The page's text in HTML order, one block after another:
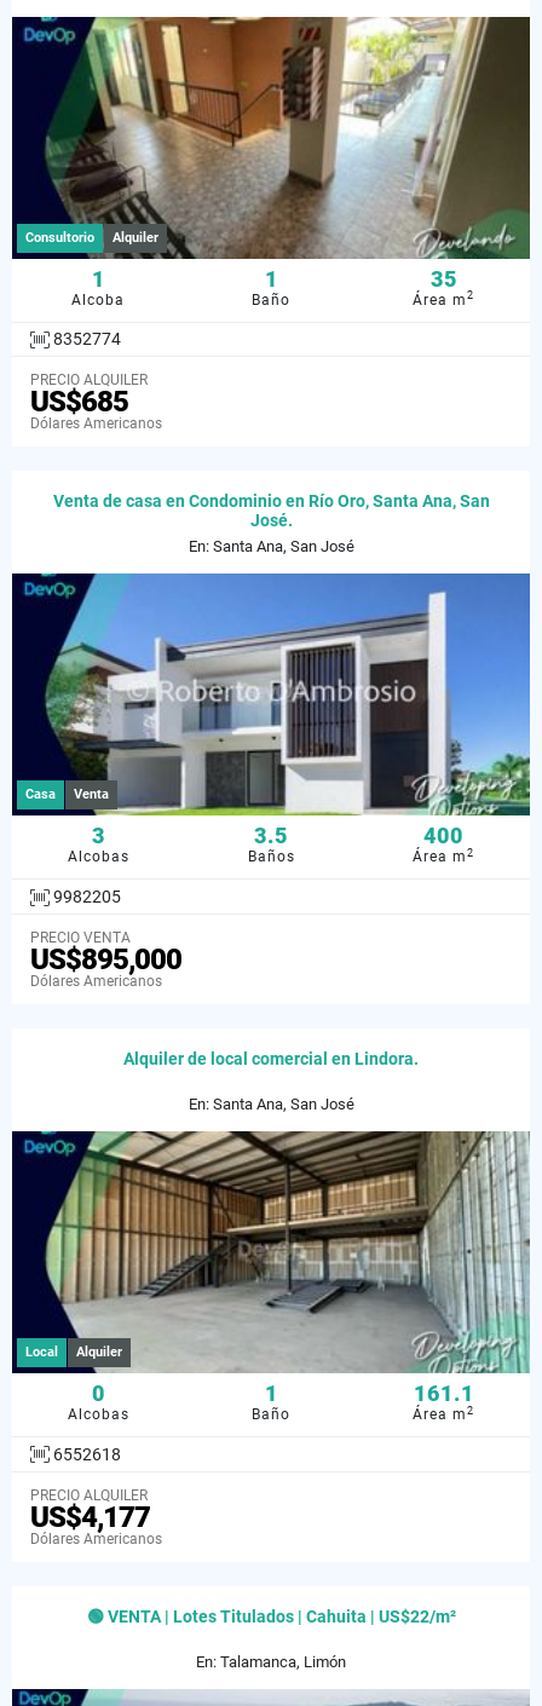
Consultorio Alquiler
1
Alcoba
1
Baño
35
Área m2
8352774
PRECIO ALQUILER
US$685
Dólares Americanos
Venta de casa en Condominio en Río Oro, Santa Ana, San
José.
En: Santa Ana, San José
Casa Venta
3
Alcobas
3.5
Baños
400
Área m2
9982205
PRECIO VENTA
US$895,000
Dólares Americanos
Alquiler de local comercial en Lindora.
En: Santa Ana, San José
Local Alquiler
0
Alcobas
1
Baño
161.1
Área m2
6552618
PRECIO ALQUILER
US$4,177
Dólares Americanos
🟢 VENTA | Lotes Titulados | Cahuita | US$22/m²
En: Talamanca, Limón